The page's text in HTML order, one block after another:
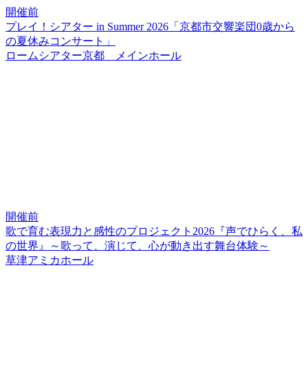
開催前
プレイ！シアター in Summer 2026「京都市交響楽団0歳から
の夏休みコンサート」
ロームシアター京都 メインホール
開催前
歌で育む表現力と感性のプロジェクト2026『声でひらく、私
の世界』～歌って、演じて、心が動き出す舞台体験～
草津アミカホール